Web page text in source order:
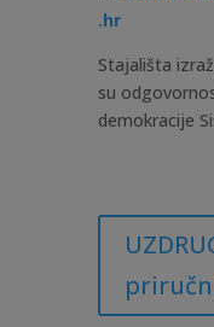
.hr
Stajališta
su
demokracije